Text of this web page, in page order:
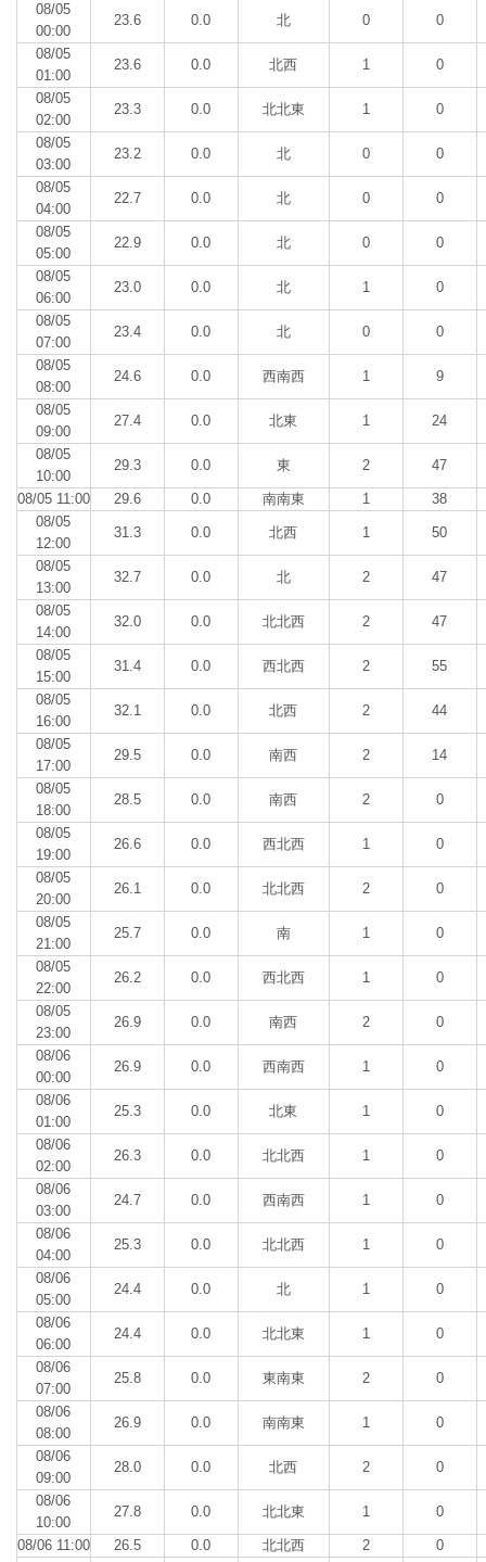
08/05
00:00
23.6 0.0 北 0 0
08/05
01:00
23.6 0.0 北西 1 0
08/05
02:00
23.3 0.0 北北東 1 0
08/05
03:00
23.2 0.0 北 0 0
08/05
04:00
22.7 0.0 北 0 0
08/05
05:00
22.9 0.0 北 0 0
08/05
06:00
23.0 0.0 北 1 0
08/05
07:00
23.4 0.0 北 0 0
08/05
08:00
24.6 0.0 西南西 1 9
08/05
09:00
27.4 0.0 北東 1 24
08/05
10:00
29.3 0.0 東 2 47
08/05 11:00 29.6 0.0 南南東 1
38
08/05
12:00
31.3 0.0 北西 1 50
08/05
13:00
32.7 0.0 北 2 47
08/05
14:00
32.0 0.0 北北西 2 47
08/05
15:00
31.4 0.0 西北西 2 55
08/05
16:00
32.1 0.0 北西 2 44
08/05
17:00
29.5 0.0 南西 2 14
08/05
18:00
28.5 0.0 南西 2 0
08/05
19:00
26.6 0.0 西北西 1 0
08/05
20:00
26.1 0.0 北北西 2 0
08/05
21:00
25.7 0.0 南 1 0
08/05
22:00
26.2 0.0 西北西 1 0
08/05
23:00
26.9 0.0 南西 2 0
08/06
00:00
26.9 0.0 西南西 1 0
08/06
01:00
25.3 0.0 北東 1 0
08/06
02:00
26.3 0.0 北北西 1 0
08/06
03:00
24.7 0.0 西南西 1 0
08/06
04:00
25.3 0.0 北北西 1 0
08/06
05:00
24.4 0.0 北 1 0
08/06
06:00
24.4 0.0 北北東 1 0
08/06
07:00
25.8 0.0 東南東 2 0
08/06
08:00
26.9 0.0 南南東 1 0
08/06
09:00
28.0 0.0 北西 2 0
08/06
10:00
27.8 0.0 北北東 1 0
08/06 11:00 26.5 0.0 北北西 2
0